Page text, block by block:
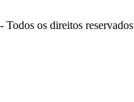
- Todos os direitos reservados